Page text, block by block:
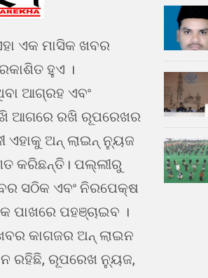
ଏକ ମାସିକ ଖବର
ହୁଏ ।
ଆଗ୍ରହ ଏବଂ
ଆଗରେ ରଖି ରୂପରେଖର
ଏହାକୁ ଅନ୍ ଲାଇନ୍ ନ୍ୟୁଜ
କରିଛନ୍ତି। ପଲ୍ଲୀରୁ
ସଠିକ ଏବଂ ନିରପେକ୍ଷ
ପାଖରେ ପହଞ୍ଚାଇବ ।
କାଗଜର ଅନ୍ ଲାଇନ
ରହିଛି, ରୂପରେଖ ନ୍ୟୁଜ,